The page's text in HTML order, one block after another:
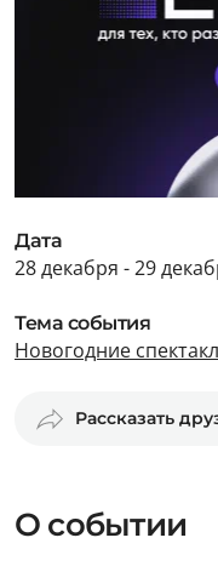
Дата
28 декабря - 29
Тема события
Новогодние
Рассказать
О событии